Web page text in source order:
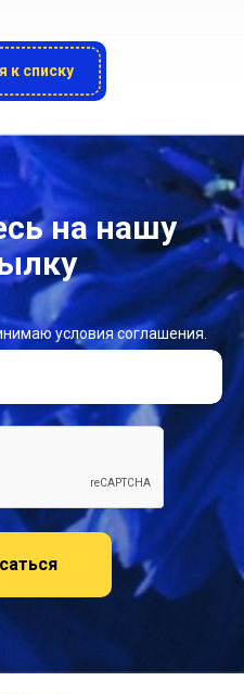
к списку
на нашу
условия соглашения.